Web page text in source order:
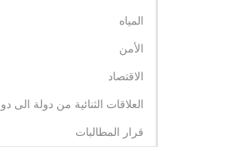
المياه
الأمن
الاقتصاد
العلاقات الثنائية من دولة الى
قرار المطالبات